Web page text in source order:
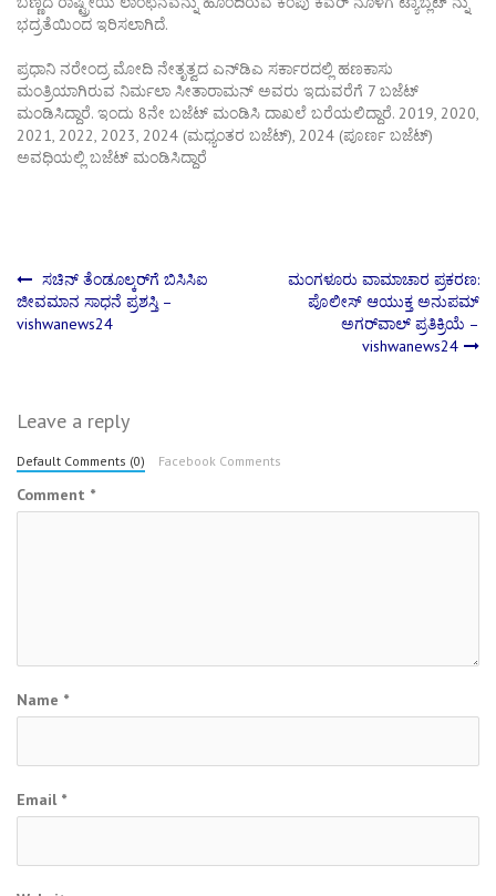
ಭದ್ರತೆಯಿಂದ ಇರಿಸಲಾಗಿದೆ.
ಪ್ರಧಾನಿ ನರೇಂದ್ರ ಮೋದಿ ನೇತೃತ್ವದ ಎನ್‌ಡಿಎ ಸರ್ಕಾರದಲ್ಲಿ ಹಣಕಾಸು
ಮಂತ್ರಿಯಾಗಿರುವ ನಿರ್ಮಲಾ ಸೀತಾರಾಮನ್‌ ಅವರು ಇದುವರೆಗೆ 7 ಬಜೆಟ್‌
ಮಂಡಿಸಿದ್ದಾರೆ. ಇಂದು 8ನೇ ಬಜೆಟ್‌ ಮಂಡಿಸಿ ದಾಖಲೆ ಬರೆಯಲಿದ್ದಾರೆ. 2019, 2020,
2021, 2022, 2023, 2024 (ಮಧ್ಯಂತರ ಬಜೆಟ್)‌, 2024 (ಪೂರ್ಣ ಬಜೆಟ್)‌
ಅವಧಿಯಲ್ಲಿ ಬಜೆಟ್‌ ಮಂಡಿಸಿದ್ದಾರೆ
Post
navigation
ಸಚಿನ್ ತೆಂಡೂಲ್ಕರ್‌ಗೆ ಬಿಸಿಸಿಐ
ಜೀವಮಾನ ಸಾಧನೆ ಪ್ರಶಸ್ತಿ –
vishwanews24
ಮಂಗಳೂರು ವಾಮಾಚಾರ ಪ್ರಕರಣ:
ಪೊಲೀಸ್‌ ಆಯುಕ್ತ ಅನುಪಮ್
ಅಗರ್‌ವಾಲ್ ಪ್ರತಿಕ್ರಿಯೆ –
vishwanews24
Leave a reply
Default Comments (0) Facebook Comments
Comment *
Name *
Email *